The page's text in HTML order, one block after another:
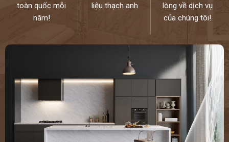
toàn quốc mỗi
năm!
liệu thạch anh
lòng về dịch vụ
của chúng tôi!